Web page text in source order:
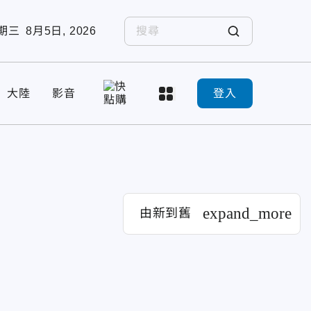
三 8月5日, 2026
大陸 影音 登入
由新到舊 expand_more